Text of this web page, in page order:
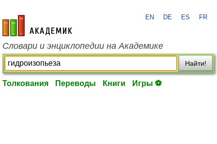
academic.ru
EN DE ES FR
Словари и энциклопедии на Академике
Найти!
Толкования Переводы Книги Игры ⚽